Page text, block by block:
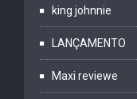
king johnnie
LANÇAMENTO
Maxi reviewe